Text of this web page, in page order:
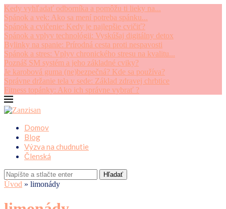
Kedy vyhľadať odborníka a pomôžu ti lieky na...
Spánok a vek: Ako sa mení potreba spánku...
Spánok a cvičenie: Kedy je najlepšie cvičiť?
Spánok a vplyv technológii: Vyskúšaj digitálny detox
Bylinky na spanie: Prírodná cesta proti nespavosti
Spánok a stres: Vplyv chronického stresu na kvalitu...
Poznáš SM systém a jeho základné cviky?
Je karobová guma (ne)bezpečná? Kde sa používa?
Správne držanie tela v sede: Základ zdravej chrbtice
Fitness topánky: Ako ich správne vybrať ?
Domov
Blog
Výzva na chudnutie
Členská
Hľadať
Úvod » limonády